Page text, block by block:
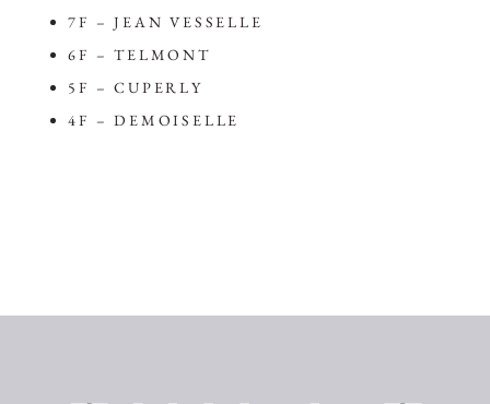
7F – JEAN VESSELLE
6F – TELMONT
5F – CUPERLY
4F – DEMOISELLE